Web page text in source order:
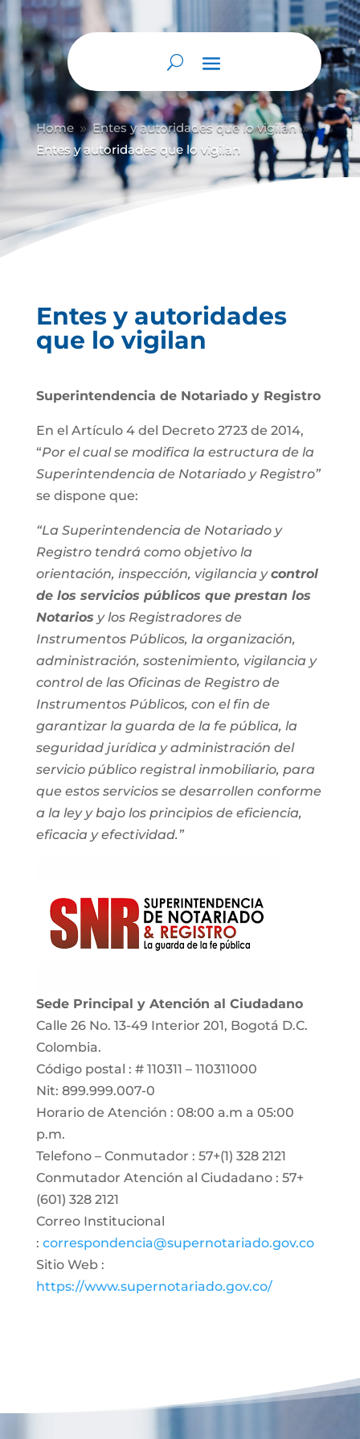
Home 9 Entes y autoridades que lo vigilan 9
Entes y autoridades que lo vigilan
Entes y autoridades
que lo vigilan
Superintendencia de Notariado y Registro
En el Artículo 4 del Decreto 2723 de 2014,
“Por el cual se modifica la estructura de la
Superintendencia de Notariado y Registro”
se dispone que:
“La Superintendencia de Notariado y
Registro tendrá como objetivo la
orientación, inspección, vigilancia ycontrol
de los servicios públicos que prestan los
Notarios y los Registradores de
Instrumentos Públicos, la organización,
administración, sostenimiento, vigilancia y
control de las Oficinas de Registro de
Instrumentos Públicos, con el fin de
garantizar la guarda de la fe pública, la
seguridad jurídica y administración del
servicio público registral inmobiliario, para
que estos servicios se desarrollen conforme
a la ley y bajo los principios de eficiencia,
eficacia y efectividad.”
Sede Principal y Atención al Ciudadano
Calle 26 No. 13-49 Interior 201, Bogotá D.C.
Colombia.
Código postal : # 110311 – 110311000
Nit: 899.999.007-0
Horario de Atención : 08:00 a.m a 05:00
p.m.
Telefono – Conmutador : 57+(1) 328 2121
Conmutador Atención al Ciudadano : 57+
(601) 328 2121
Correo Institucional
: correspondencia@supernotariado.gov.co
Sitio Web :
https://www.supernotariado.gov.co/